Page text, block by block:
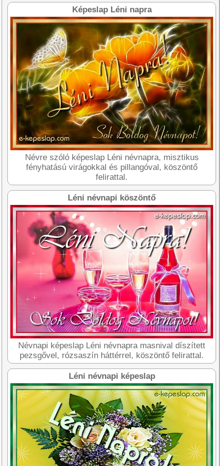
Képeslap Léni napra
Névre szóló képeslap Léni névnapra, misztikus
fényhatású virágokkal és pillangóval, köszöntő
felirattal.
Léni névnapi köszöntő
Névnapi képeslap Léni névnapra masnival díszített
pezsgővel, rózsaszín háttérrel, köszöntő felirattal.
Léni névnapi képeslap